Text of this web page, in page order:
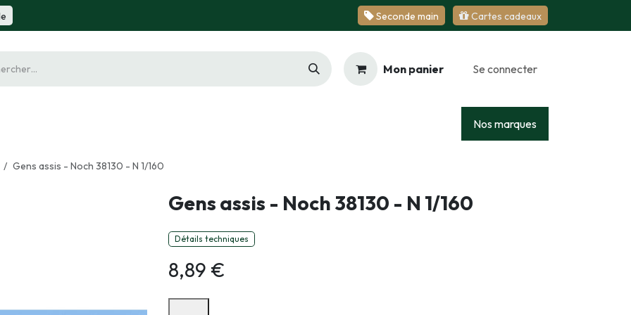
Se​​​​conde ​​​​m​​a​​in Cartes cadeaux
Mon panier Se connecter
Nos marques
Gens assis - Noch 38130 - N 1/160
Gens assis - Noch 38130 - N 1/160
Détails techniques
8,89 €